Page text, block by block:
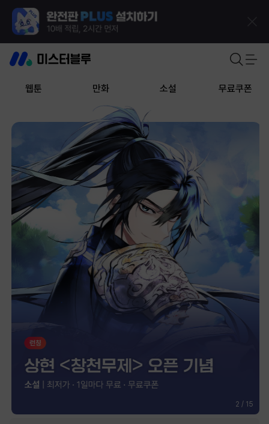
웹툰 만화 소설 무료쿠폰
2 / 15